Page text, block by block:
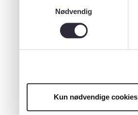
Nødvendig
Kun nødvendige cookies